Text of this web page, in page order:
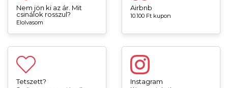
Nem jön ki az ár. Mit
csinálok rosszul?
Elolvasom
Airbnb
10.100 Ft kupon
Tetszett? Instagram